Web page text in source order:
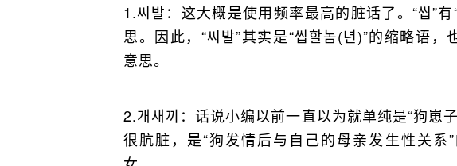
1.씨발：这大概是使用频率最高的脏话了。“씹”
思。因此，“씨발”其实是“씹할놈(년)”的缩略语
意思。
2.개새끼：话说小编以前一直以为就单纯是“狗崽
很肮脏，是“狗发情后与自己的母亲发生性关系